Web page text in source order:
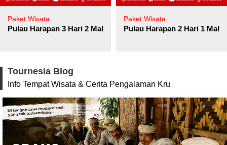
Paket Wisata
Pulau Harapan 3 Hari 2 Malam
Paket Wisata
Pulau Harapan 2 Hari 1
Tournesia Blog
Info Tempat Wisata & Cerita Pengalaman Kru